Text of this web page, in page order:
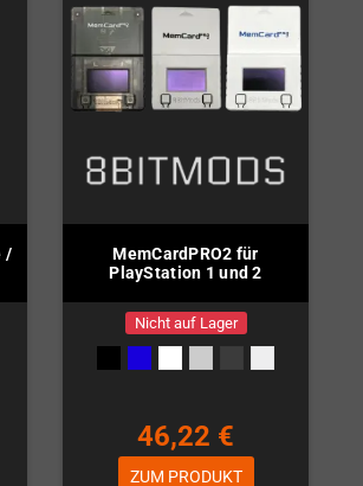
/
MemCardPRO2 für
PlayStation 1 und 2
Nicht auf Lager
46,22 €
ZUM PRODUKT